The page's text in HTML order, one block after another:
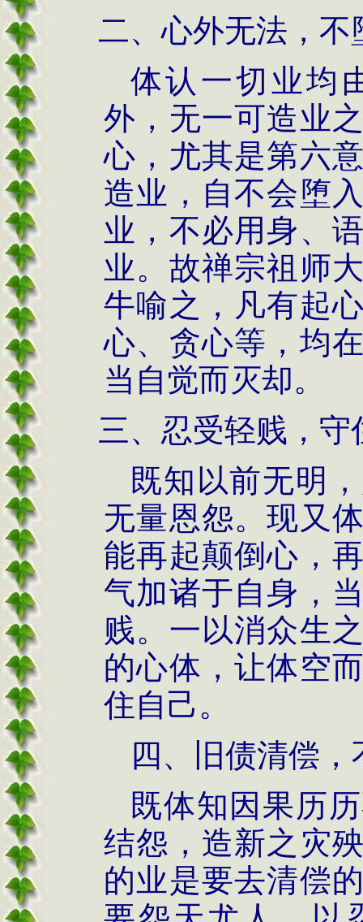
二、心外无法，不
体认一切业均
外，无一可造业
心，尤其是第六
造业，自不会堕
业，不必用身、
业。故禅宗祖师
牛喻之，凡有起
心、贪心等，均
当自觉而灭却。
三、忍受轻贱，守
既知以前无明
无量恩怨。现又
能再起颠倒心，
气加诸于自身，
贱。一以消众生
的心体，让体空
住自己。
四、旧债清偿
既体知因果历
结怨，造新之灾
的业是要去清偿